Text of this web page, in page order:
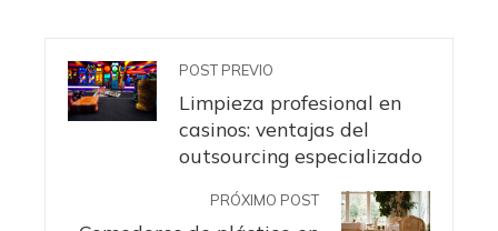
POST PREVIO
Limpieza profesional en
casinos: ventajas del
outsourcing especializado
PRÓXIMO POST